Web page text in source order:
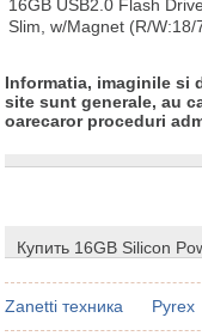
16GB USB2.0 Flash
Slim, w/Magnet (R/W:18/
Informatia, imaginile si
site sunt generale, au
oarecaror proceduri
Купить 16GB Silicon
Zanetti техника Pyrex